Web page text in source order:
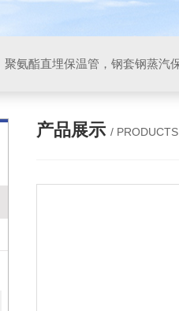
产品展示 / PRODUCTS